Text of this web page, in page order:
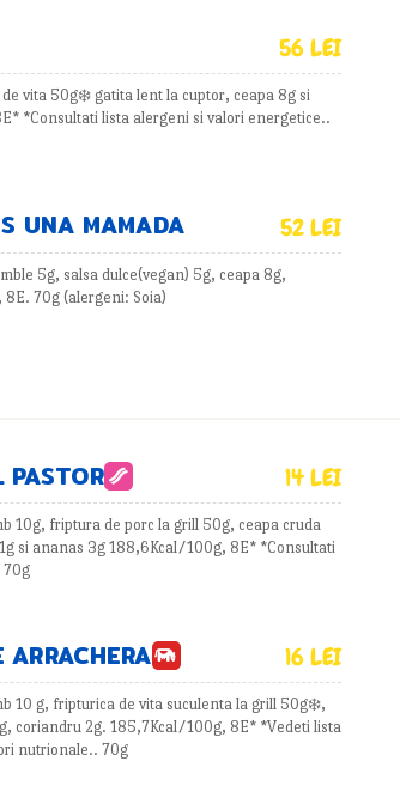
56 LEI
vita 50g❄️ gatita lent la cuptor, ceapa 8g si
*Consultati lista alergeni si valori energetice..
UNA MAMADA 52 LEI
5g, salsa dulce(vegan) 5g, ceapa 8g,
70g (alergeni: Soia)
PASTOR 14 LEI
10g, friptura de porc la grill 50g, ceapa cruda
si ananas 3g 188,6Kcal/100g, 8E* *Consultati
70g
ARRACHERA 16 LEI
10 g, fripturica de vita suculenta la grill 50g❄️,
coriandru 2g. 185,7Kcal/100g, 8E* *Vedeti lista
nutrionale.. 70g